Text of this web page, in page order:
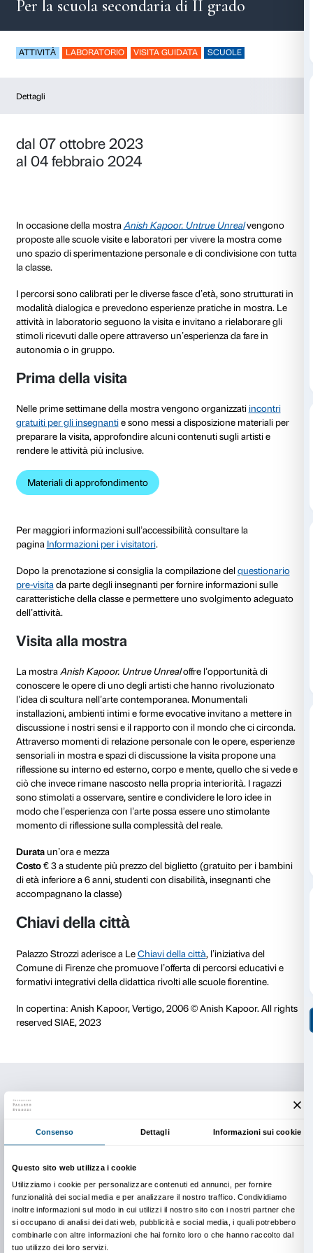
Per la scuola secondaria di II
Dettagli
dal 07 ottobre 2023
al 04 febbraio 2024
In occasione della mostraAnish Kapoor. Untrue
proposte alle scuole visite e laboratori per vivere la
uno spazio di sperimentazione personale e di
I percorsi sono calibrati per le diverse fasce d’età,
attività in laboratorio seguono la visita e invitano a
stimoli ricevuti dalle opere attraverso un’esperienza
autonomia o in gruppo.
Prima della visita
Nelle prime settimane della mostra vengono
gratuiti per gli insegnantie sono messi a
preparare la visita, approfondire alcuni contenuti
rendere le attività più inclusive.
Materiali di approfondimento
Per maggiori informazioni sull’accessibilità
paginaInformazioni per i visitatori.
Dopo la prenotazione si consiglia la compilazione
pre-visitada parte degli insegnanti per fornire
caratteristiche della classe e permettere uno
dell’attività.
Visita alla mostra
conoscere le opere di uno degli artisti che hanno
l’idea di scultura nell’arte contemporanea.
Attraverso momenti di relazione personale con le
sensoriali in mostra e spazi di discussione la visita
riflessione su interno ed esterno, corpo e mente,
ciò che invece rimane nascosto nella propria
sono stimolati a osservare, sentire e condividere le
modo che l’esperienza con l’arte possa essere uno
momento di riflessione sulla complessità del reale.
Durataun’ora e mezza